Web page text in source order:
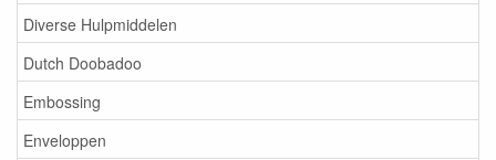
Diverse Hulpmiddelen
Dutch Doobadoo
Embossing
Enveloppen